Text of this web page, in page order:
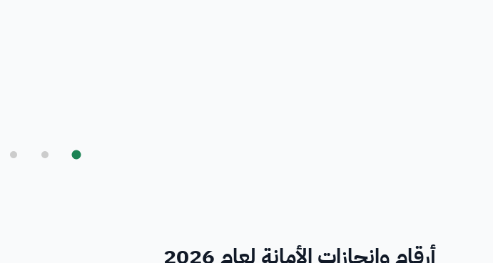
أرقام وإنجازات الأمانة لعام 2026